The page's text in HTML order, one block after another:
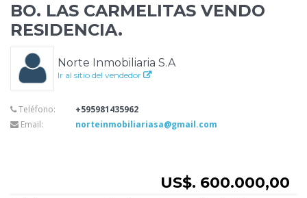
BO. LAS CARMELITAS VENDO
RESIDENCIA.
Norte Inmobiliaria S.A
Ir al sitio del vendedor
Teléfono:
+595981435962
Email:
norteinmobiliariasa@gmail.com
US$. 600.000,00